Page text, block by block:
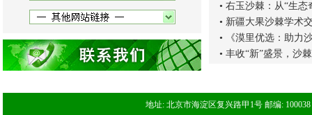
• 右玉沙棘：从“生态
• 新疆大果沙棘学术
•
《漠里优选：助力
• 丰收“新”盛景，沙
地址: 北京市海淀区复兴路甲1号 邮编: